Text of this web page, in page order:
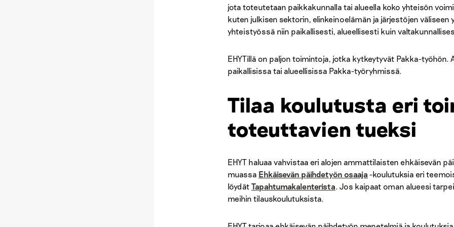
jota toteutetaan paikkakunnalla tai alueella koko yhteisön
kuten julkisen sektorin, elinkeinoelämän ja järjestöjen väliseen
yhteistyössä niin paikallisesti, alueellisesti kuin
EHYTillä on paljon toimintoja, jotka kytkeytyvät Pakka-työhön.
paikallisissa tai alueellisissa Pakka-työryhmissä.
Tilaa koulutusta eri
toteuttavien tueksi
EHYT haluaa vahvistaa eri alojen ammattilaisten ehkäisevän
muassa Ehkäisevän päihdetyön osaaja -koulutuksia eri
löydät Tapahtumakalenterista. Jos kaipaat oman alueesi
meihin tilauskoulutuksista.